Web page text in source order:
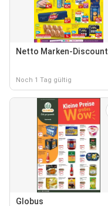
Netto Marken-Discount
Noch 1 Tag gültig
Globus